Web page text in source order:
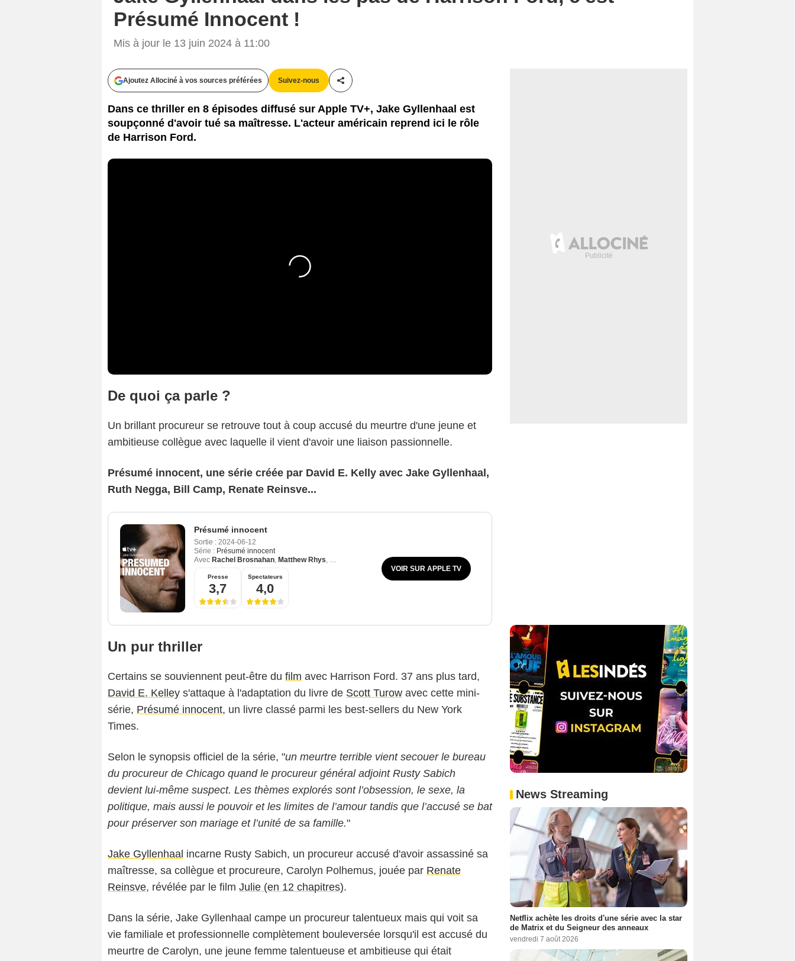
Présumé Innocent !
Mis à jour le 13 juin 2024 à 11:00
Ajoutez Allociné à vos sources préférées Suivez-nous
Partager cet article
Dans ce thriller en 8 épisodes diffusé sur Apple TV+, Jake Gyllenhaal est
soupçonné d'avoir tué sa maîtresse. L'acteur américain reprend ici le rôle
de Harrison Ford.
De quoi ça parle ?
Un brillant procureur se retrouve tout à coup accusé du meurtre d'une jeune et
ambitieuse collègue avec laquelle il vient d'avoir une liaison passionnelle.
Présumé innocent, une série créée par David E. Kelly avec Jake Gyllenhaal,
Ruth Negga, Bill Camp, Renate Reinsve...
Présumé innocent
Sortie : 2024-06-12
Série : Présumé innocent
Avec Rachel Brosnahan, Matthew Rhys, Jack Reynor
Presse
3,7
Spectateurs
4,0
VOIR SUR APPLE TV
Un pur thriller
Certains se souviennent peut-être du film avec Harrison Ford. 37 ans plus tard,
David E. Kelley s'attaque à l'adaptation du livre de Scott Turow avec cette mini-
série, Présumé innocent, un livre classé parmi les best-sellers du New York
Times.
Selon le synopsis officiel de la série, "un meurtre terrible vient secouer le bureau
du procureur de Chicago quand le procureur général adjoint Rusty Sabich
devient lui-même suspect. Les thèmes explorés sont l’obsession, le sexe, la
politique, mais aussi le pouvoir et les limites de l’amour tandis que l’accusé se bat
pour préserver son mariage et l’unité de sa famille."
Jake Gyllenhaal incarne Rusty Sabich, un procureur accusé d'avoir assassiné sa
maîtresse, sa collègue et procureure, Carolyn Polhemus, jouée par Renate
Reinsve, révélée par le film Julie (en 12 chapitres).
Dans la série, Jake Gyllenhaal campe un procureur talentueux mais qui voit sa
vie familiale et professionnelle complètement bouleversée lorsqu'il est accusé du
meurtre de Carolyn, une jeune femme talentueuse et ambitieuse qui était
Apple TV+
News Streaming
Netflix achète les droits d'une série avec la star
de Matrix et du Seigneur des anneaux
vendredi 7 août 2026